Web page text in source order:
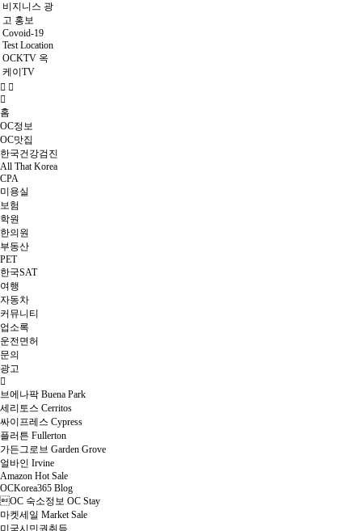
비지니스 광
고 홍보
Covoid-19
Test Location
OCKTV 옥
케이TV
홈
OC정보
OC맛집
한국건강검진
All That Korea
CPA
미용실
보험
학원
한의원
부동산
PET
한국SAT
여행
자동차
커뮤니티
업소록
운전면허
문의
광고
브에나팍 Buena Park
세리토스 Cerritos
싸이프레스 Cypress
플러튼 Fullerton
가든그로브 Garden Grove
얼바인 Irvine
Amazon Hot Sale
OCKorea365 Blog
OC 숙소정보 OC Stay
마켓세일 Market Sale